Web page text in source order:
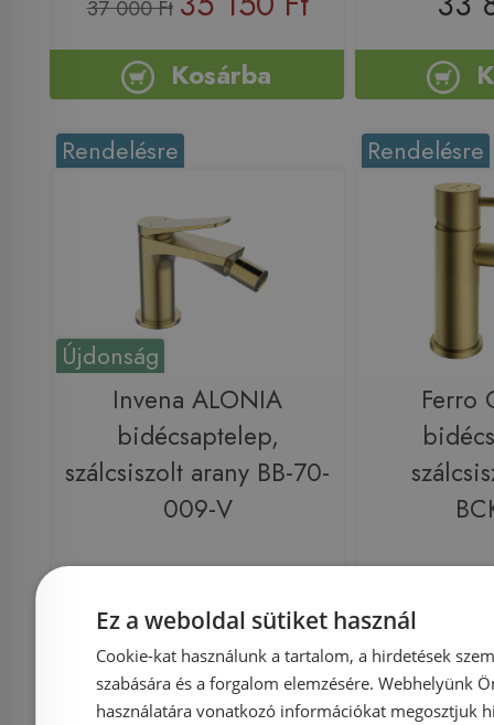
37 000 Ft
Kosárba
Újdonság
Rendelésre
Invena ALONIA
bidécsaptelep,
szálcsiszolt arany BB-70-
009-V
Azonosító: 222296
Cikkszám: BB-70-009-V
37 846 Ft
Rendelésre
Ferro
24 950 Ft
Ez a weboldal sütiket használ
Cookie-kat használunk a tartalom, a hirdetések
szabására és a forgalom elemzésére. Webhelyünk
használatára vonatkozó információkat megosztjuk